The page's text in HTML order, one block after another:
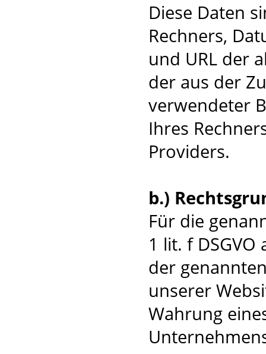
Diese Daten
Rechners,
und URL der
der aus der
verwendeter
Ihres
Providers.
b.)
Für die
1 lit. f
der
unserer
Wahrung